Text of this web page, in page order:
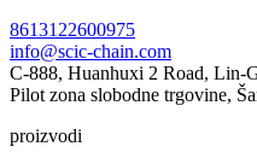
8613122600975
info@scic-chain.com
C-888, Huanhuxi 2 Road, Lin-
Pilot zona slobodne trgovine,
proizvodi